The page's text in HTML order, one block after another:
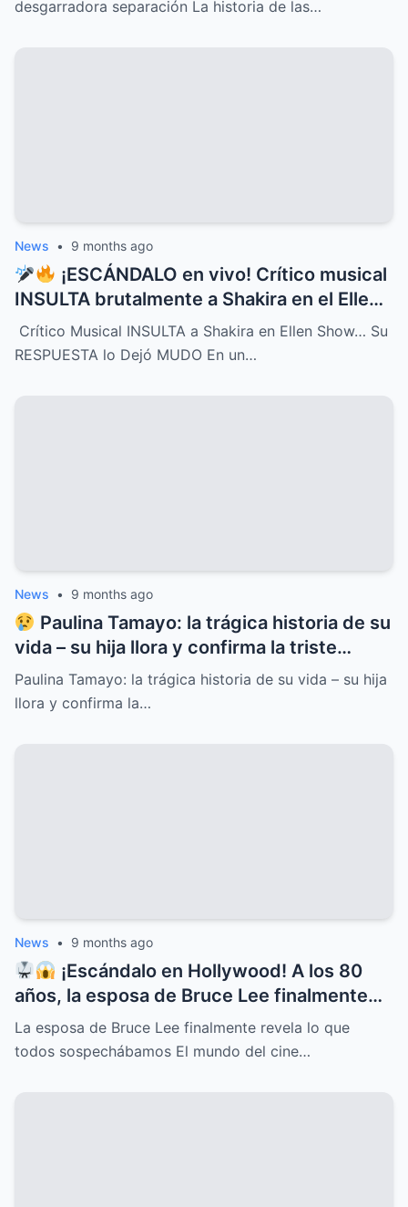
desgarradora separación La historia de las…
News • 9 months ago
¡ESCÁNDALO en vivo! Crítico musical
INSULTA brutalmente a Shakira en el Ellen
Show, pero la respuesta de la cantante fue
tan contundente y brillante que dejó al
Crítico Musical INSULTA a Shakira en Ellen Show… Su
RESPUESTA lo Dejó MUDO En un…
News • 9 months ago
Paulina Tamayo: la trágica historia de su
vida – su hija llora y confirma la triste
noticia
Paulina Tamayo: la trágica historia de su vida – su hija
llora y confirma la…
News • 9 months ago
¡Escándalo en Hollywood! A los 80
años, la esposa de Bruce Lee finalmente
rompe el silencio y revela lo que todos
sospechábamos: secretos ocultos,
La esposa de Bruce Lee finalmente revela lo que
todos sospechábamos El mundo del cine…